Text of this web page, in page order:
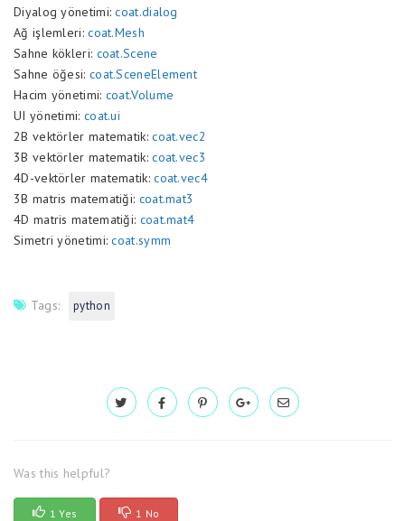
Diyalog yönetimi:coat.dialog
Ağ işlemleri:coat.Mesh
Sahne kökleri: coat.Scene
Sahne öğesi: coat.SceneElement
Hacim yönetimi: coat.Volume
UI yönetimi: coat.ui
2B vektörler matematik:coat.vec2
3B vektörler matematik:coat.vec3
4D-vektörler matematik:coat.vec4
3B matris matematiği: coat.mat3
4D matris matematiği: coat.mat4
Simetri yönetimi:coat.symm
Tags: python
Was this helpful?
1 Yes 1 No